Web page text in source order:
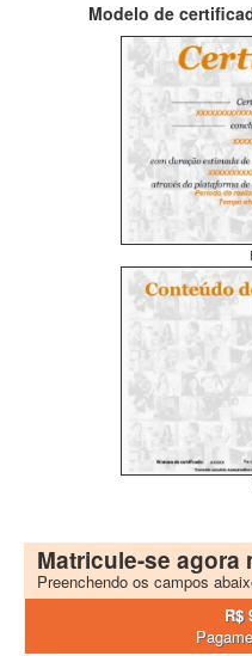
Modelo de
Matricule-se agora
Preenchendo os campos
R$